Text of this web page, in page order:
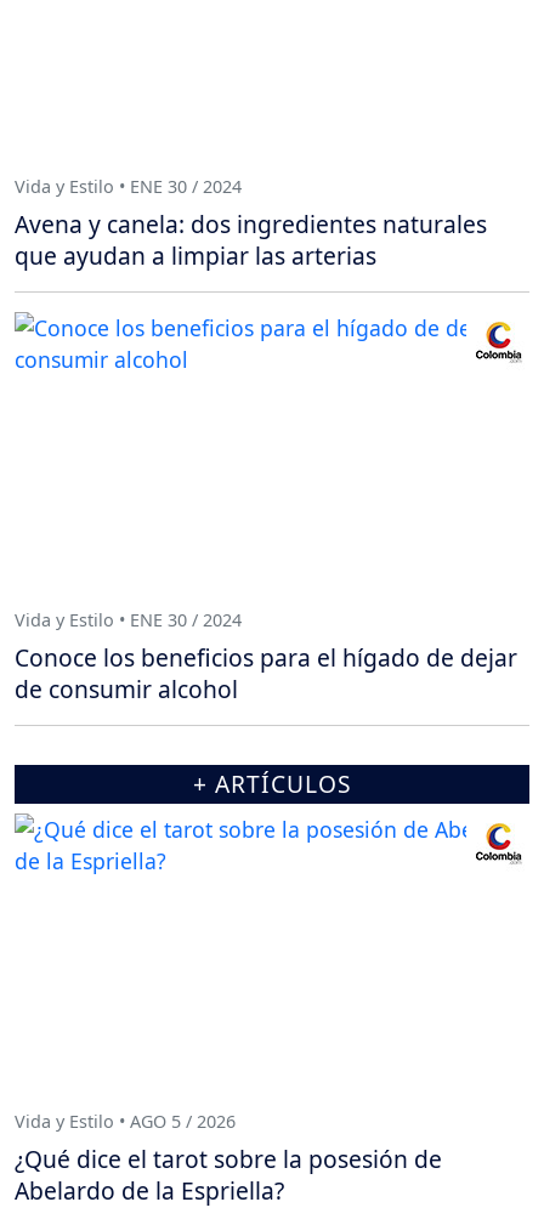
Vida y Estilo • ENE 30 / 2024
Avena y canela: dos ingredientes naturales
que ayudan a limpiar las arterias
Vida y Estilo • ENE 30 / 2024
Conoce los beneficios para el hígado de dejar
de consumir alcohol
+ ARTÍCULOS
Vida y Estilo • AGO 5 / 2026
¿Qué dice el tarot sobre la posesión de
Abelardo de la Espriella?